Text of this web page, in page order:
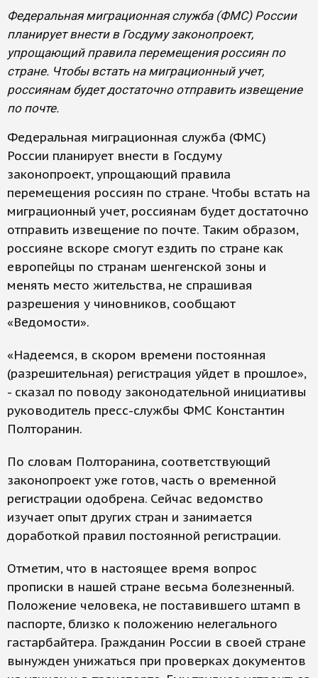
Федеральная миграционная служба (ФМС) России
планирует внести в Госдуму законопроект,
упрощающий правила перемещения россиян по
стране. Чтобы встать на миграционный учет,
россиянам будет достаточно отправить извещение
по почте.
Федеральная миграционная служба (ФМС)
России планирует внести в Госдуму
законопроект, упрощающий правила
перемещения россиян по стране. Чтобы встать на
миграционный учет, россиянам будет достаточно
отправить извещение по почте. Таким образом,
россияне вскоре смогут ездить по стране как
европейцы по странам шенгенской зоны и
менять место жительства, не спрашивая
разрешения у чиновников, сообщают
«Ведомости».
«Надеемся, в скором времени постоянная
(разрешительная) регистрация уйдет в прошлое»,
- сказал по поводу законодательной инициативы
руководитель пресс-службы ФМС Константин
Полторанин.
По словам Полторанина, соответствующий
законопроект уже готов, часть о временной
регистрации одобрена. Сейчас ведомство
изучает опыт других стран и занимается
доработкой правил постоянной регистрации.
Отметим, что в настоящее время вопрос
прописки в нашей стране весьма болезненный.
Положение человека, не поставившего штамп в
паспорте, близко к положению нелегального
гастарбайтера. Гражданин России в своей стране
вынужден унижаться при проверках документов